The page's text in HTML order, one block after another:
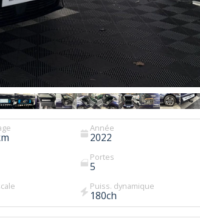
Année
2022
Portes
5
Puiss. dynamique
180ch